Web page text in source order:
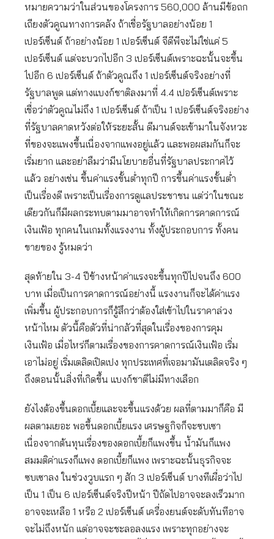
หมายความว่าในส่วนของโครงการ 560,000 ล้านมีข้อถก
เถียงตัวคูณทางการคลัง ถ้าเชื่อรัฐบาลอย่างน้อย 1
เปอร์เซ็นต์ ถ้าอย่างน้อย 1 เปอร์เซ็นต์ จีดีพีจะไม่ใช่แค่ 5
เปอร์เซ็นต์ แต่จะบวกไปอีก 3 เปอร์เซ็นต์เพราะฉะนั้นจะขึ้น
ไปอีก 6 เปอร์เซ็นต์ ถ้าตัวคูณถึง 1 เปอร์เซ็นต์จริงอย่างที่
รัฐบาลพูด แต่ทางแบงก์ชาติลงมาที่ 4.4 เปอร์เซ็นต์เพราะ
เชื่อว่าตัวคูณไม่ถึง 1 เปอร์เซ็นต์ ถ้าเป็น 1 เปอร์เซ็นต์จริงอย่าง
ที่รัฐบาลคาดหวังต่อให้ระยะสั้น ดีมานด์จะเข้ามาในจังหวะ
ที่ของจะแพงขึ้นเนื่องจากแพงอยู่แล้ว และพอผสมกันก็จะ
เริ่มยาก และอย่าลืมว่ามีนโยบายอื่นที่รัฐบาลประกาศไว้
แล้ว อย่างเช่น ขึ้นค่าแรงขั้นต่ำทุกปี การขึ้นค่าแรงขั้นต่ำ
เป็นเรื่องดี เพราะเป็นเรื่องการดูแลประชาชน แต่ว่าในขณะ
เดียวกันก็มีผลกระทบตามมาอาจทำให้เกิดการคาดการณ์
เงินเฟ้อ ทุกคนในเกมทั้งแรงงาน ทั้งผู้ประกอบการ ทั้งคน
ขายของ รู้หมดว่า
สุดท้ายใน 3-4 ปีข้างหน้าค่าแรงจะขึ้นทุกปีไปจนถึง 600
บาท เมื่อเป็นการคาดการณ์อย่างนี้ แรงงานก็จะได้ค่าแรง
เพิ่มขึ้น ผู้ประกอบการก็รู้สึกว่าต้องใส่เข้าไปในราคาล่วง
หน้าไหม ตัวนี้คือตัวที่น่ากลัวที่สุดในเรื่องของการคุม
เงินเฟ้อ เมื่อไหร่ก็ตามเรื่องของการคาดการณ์เงินเฟ้อ เริ่ม
เอาไม่อยู่ เริ่มเตลิดเปิดเปง ทุกประเทศที่เจอมามันเตลิดจริง ๆ
ถึงตอนนั้นสิ่งที่เกิดขึ้น แบงก์ชาติไม่มีทางเลือก
ยังไงต้องขึ้นดอกเบี้ยและจะขึ้นแรงด้วย ผลที่ตามมาก็คือ มี
ผลตามเยอะ พอขึ้นดอกเบี้ยแรง เศรษฐกิจก็จะซบเซา
เนื่องจากต้นทุนเรื่องของดอกเบี้ยก็แพงขึ้น น้ำมันก็แพง
สมมติค่าแรงก็แพง ดอกเบี้ยก็แพง เพราะฉะนั้นธุรกิจจะ
ซบเซาลง ในช่วงวูบแรก ๆ สัก 3 เปอร์เซ็นต์ บางทีเผื่อว่าไป
เป็น 1 เป็น 6 เปอร์เซ็นต์จริงปีหน้า ปีถัดไปอาจจะลงเร็วมาก
อาจจะเหลือ 1 หรือ 2 เปอร์เซ็นต์ เครื่องยนต์จะดับทันทีอาจ
จะไม่ถึงหนัก แต่อาจจะชะลอลงแรง เพราะทุกอย่างจะ